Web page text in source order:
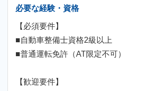
必要な経験・資格
【必須要件】
■自動車整備士資格2級以上
■普通運転免許（AT限定不可）
【歓迎要件】